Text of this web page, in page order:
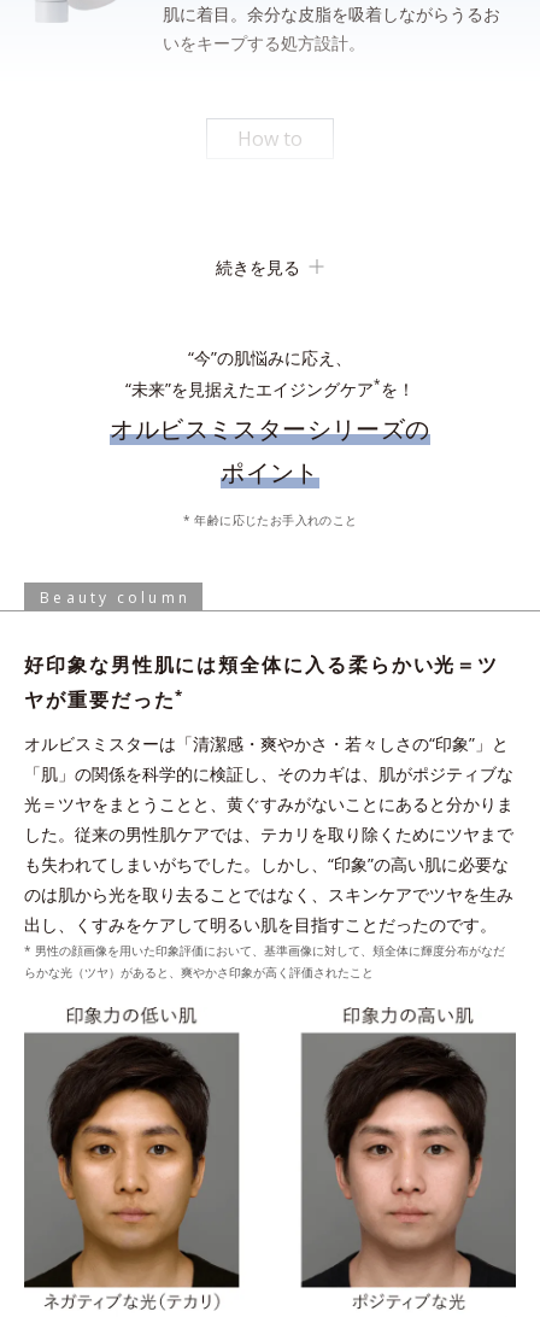
さっと泡立てられるもっちり濃密泡。忙しい朝のスキンケア時間
りとり、上下に強く3回振ったときの泡の嵩目盛りを測定する。N＝3, P<0.05, student t-
炭の約1.2倍の皮脂吸着能力がある“皮脂吸着微粒
を吸着洗浄。
*1 皮脂吸着微粒子と炭を各2gとり、人工皮脂に滴下した際に吸油した量を
測定する。N＝3, P<0.05, student t-test ＜ポーラ化成研究所調べ＞
*2 ケイ酸Ａｌ・Ｍｇ（洗浄成分）
*3 角層まで
整える
うるおいキャッチ膜
を形成し、ローションのうるお
いキャッチ体勢を整える。
*うるおいキャッチ成分（塩化ジメチルジアリルアンモニウム・アクリルア
洗顔後、清潔な手のひらに適量（ポンプ２プッシュまたは、100
すべなめらか肌に。
与える
ウォッシュのうるおいキャッチ膜がローションのうる
おいをキャッチし浸透
*1 シクロヘキサンジカルポン酸ビスエトキシジグリコール
*2 角層まで
肌に着目。余分な皮脂を吸着しながらうるお
いをキープする処方設計。
How to
化粧水で肌を整えた後、手のひらに適量とり、顔全体にやさしく
プラスに帯電したローションの膜に、クリームに配合
されたマイナスに帯電したダブルプロテクトパウダー
が引き寄せ合ってなじむ。
*タルク、ステアロイルグルタミン酸2Na、水酸化AI＝皮脂を吸着しうるお
いを保つ成分
続きを見る
“今”の肌悩みに応え、
“未来”を見据えたエイジングケア*を！
オルビスミスターシリーズの
ポイント
* 年齢に応じたお手入れのこと
Beauty column
好印象な男性肌には頬全体に入る柔らかい光＝ツ
ヤが重要だった*
オルビスミスターは「清潔感・爽やかさ・若々しさの“印象”」と
「肌」の関係を科学的に検証し、そのカギは、肌がポジティブな
光＝ツヤをまとうことと、黄ぐすみがないことにあると分かりま
した。従来の男性肌ケアでは、テカリを取り除くためにツヤまで
も失われてしまいがちでした。しかし、“印象”の高い肌に必要な
のは肌から光を取り去ることではなく、スキンケアでツヤを生み
出し、くすみをケアして明るい肌を目指すことだったのです。
* 男性の顔画像を用いた印象評価において、基準画像に対して、頬全体に輝度分布がなだ
らかな光（ツヤ）があると、爽やかさ印象が高く評価されたこと